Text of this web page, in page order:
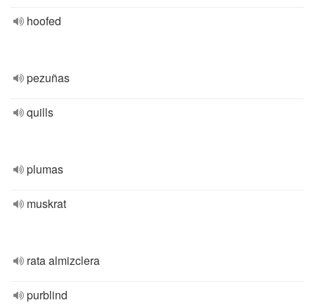
hoofed
pezuñas
quills
plumas
muskrat
rata almizclera
purblind